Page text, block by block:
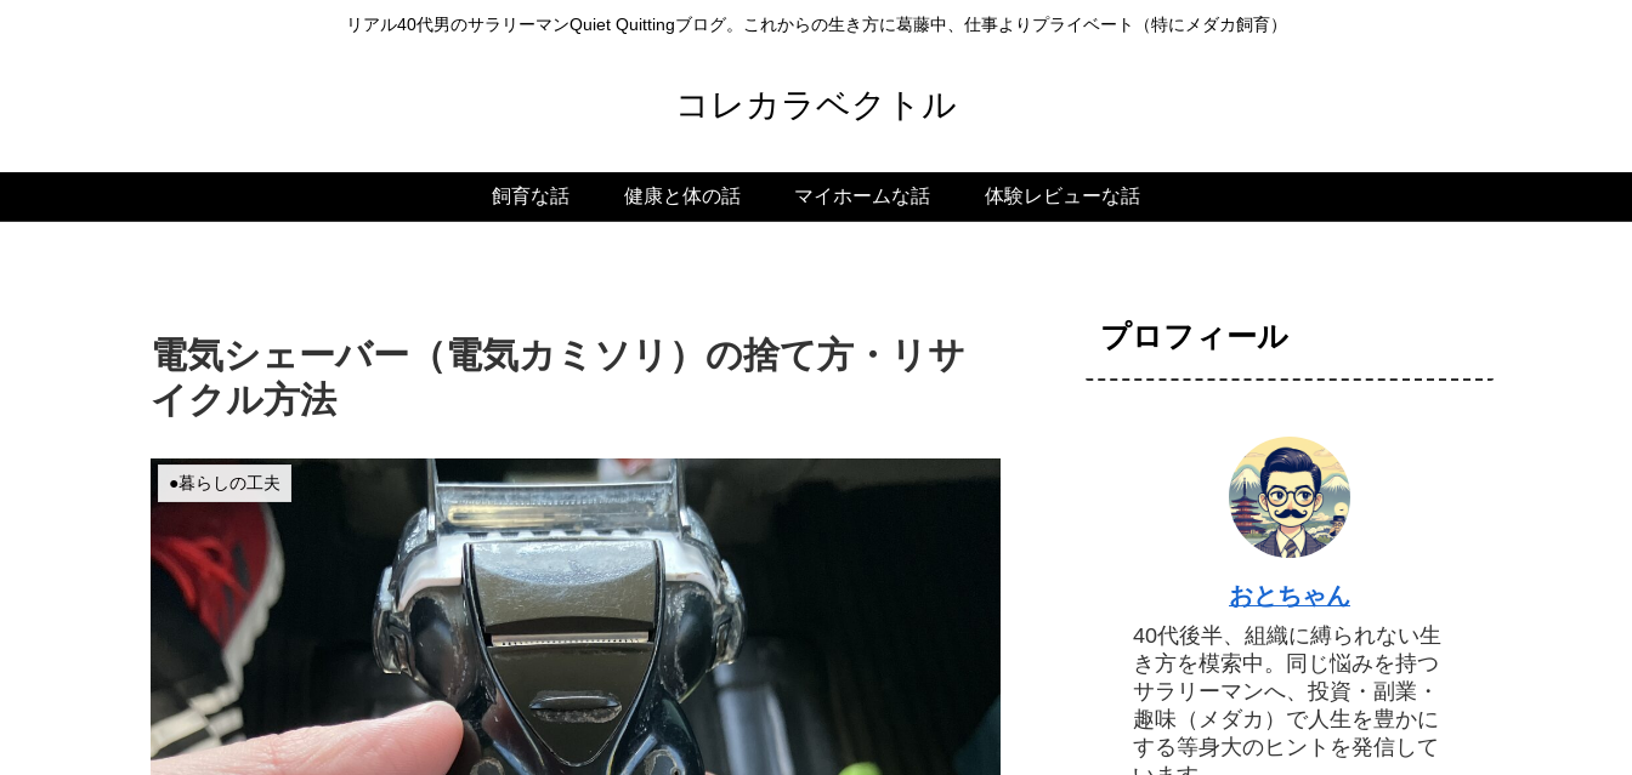
リアル40代男のサラリーマンQuiet Quittingブログ。これからの生き方に葛藤中、仕事よりプライベート（特にメダカ飼育）
コレカラベクトル
飼育な話 健康と体の話 マイホームな話 体験レビューな話
電気シェーバー（電気カミソリ）の捨て方・リサ
イクル方法
●暮らしの工夫
プロフィール
おとちゃん
40代後半、組織に縛られない生
き方を模索中。同じ悩みを持つ
サラリーマンへ、投資・副業・
趣味（メダカ）で人生を豊かに
する等身大のヒントを発信して